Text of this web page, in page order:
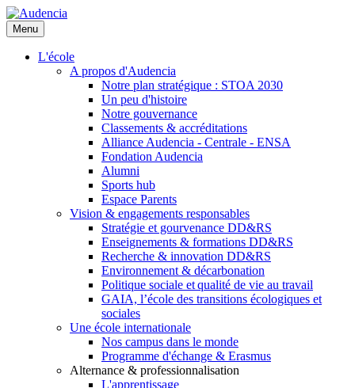
Aller
au
contenu
principal
Menu
L'école
A propos d'Audencia
Notre plan stratégique : STOA 2030
Un peu d'histoire
Notre gouvernance
Classements & accréditations
Alliance Audencia - Centrale - ENSA
Fondation Audencia
Alumni
Sports hub
Espace Parents
Vision & engagements responsables
Stratégie et gourvenance DD&RS
Enseignements & formations DD&RS
Recherche & innovation DD&RS
Environnement & décarbonation
Politique sociale et qualité de vie au travail
GAIA, l’école des transitions écologiques et
sociales
Une école internationale
Nos campus dans le monde
Programme d'échange & Erasmus
Alternance & professionnalisation
L'apprentissage